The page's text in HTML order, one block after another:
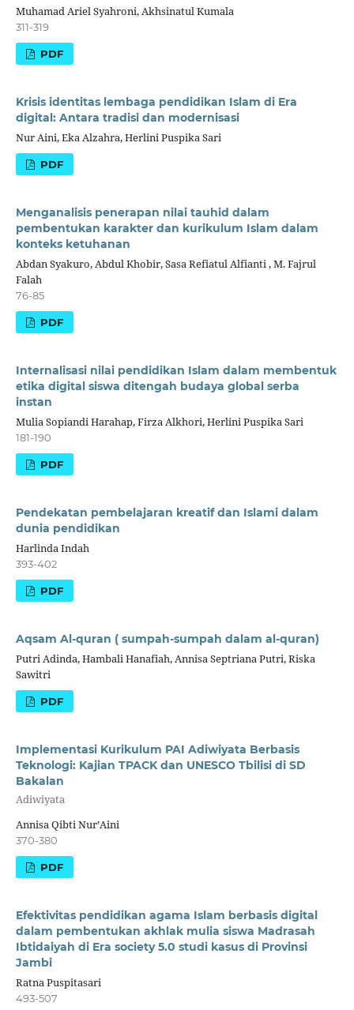
Muhamad Ariel Syahroni, Akhsinatul Kumala
311-319
PDF
Krisis identitas lembaga pendidikan Islam di Era
digital: Antara tradisi dan modernisasi
Nur Aini, Eka Alzahra, Herlini Puspika Sari
PDF
Menganalisis penerapan nilai tauhid dalam
pembentukan karakter dan kurikulum Islam dalam
konteks ketuhanan
Abdan Syakuro, Abdul Khobir, Sasa Refiatul Alfianti , M. Fajrul
Falah
76-85
PDF
Internalisasi nilai pendidikan Islam dalam membentuk
etika digital siswa ditengah budaya global serba
instan
Mulia Sopiandi Harahap, Firza Alkhori, Herlini Puspika Sari
181-190
PDF
Pendekatan pembelajaran kreatif dan Islami dalam
dunia pendidikan
Harlinda Indah
393-402
PDF
Aqsam Al-quran ( sumpah-sumpah dalam al-quran)
Putri Adinda, Hambali Hanafiah, Annisa Septriana Putri, Riska
Sawitri
PDF
Implementasi Kurikulum PAI Adiwiyata Berbasis
Teknologi: Kajian TPACK dan UNESCO Tbilisi di SD
Bakalan
Adiwiyata
Annisa Qibti Nur’Aini
370-380
PDF
Efektivitas pendidikan agama Islam berbasis digital
dalam pembentukan akhlak mulia siswa Madrasah
Ibtidaiyah di Era society 5.0 studi kasus di Provinsi
Jambi
Ratna Puspitasari
493-507